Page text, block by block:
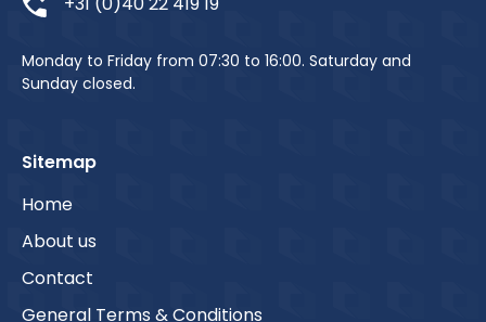
Monday to Friday from 07:30 to 16:00. Saturday and
Sunday closed.
Sitemap
Home
About us
Contact
General Terms & Conditions